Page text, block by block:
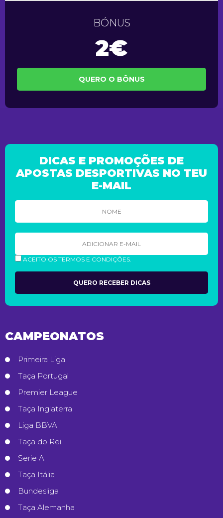
BÓNUS
2€
QUERO O BÔNUS
DICAS E PROMOÇÕES DE
APOSTAS DESPORTIVAS NO TEU
E-MAIL
ACEITO OS TERMOS E CONDIÇÕES.
CAMPEONATOS
Primeira Liga
Taça Portugal
Premier League
Taça Inglaterra
Liga BBVA
Taça do Rei
Serie A
Taça Itália
Bundesliga
Taça Alemanha